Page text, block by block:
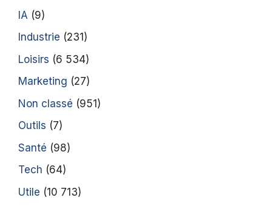
IA (9)
Industrie (231)
Loisirs (6 534)
Marketing (27)
Non classé (951)
Outils (7)
Santé (98)
Tech (64)
Utile (10 713)